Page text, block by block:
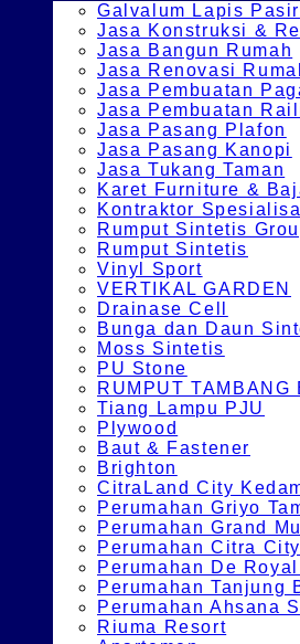
Galvalum Lapis Pasir
Jasa Konstruksi &
Jasa Bangun Rumah
Jasa Renovasi
Jasa Pembuatan
Jasa Pembuatan
Jasa Pasang Plafon
Jasa Pasang Kanopi
Jasa Tukang Taman
Karet Furniture &
Kontraktor
Rumput Sintetis
Rumput Sintetis
Vinyl Sport
VERTIKAL GARDEN
Drainase Cell
Bunga dan Daun
Moss Sintetis
PU Stone
RUMPUT TAMBANG
Tiang Lampu PJU
Plywood
Baut & Fastener
Brighton
CitraLand City
Perumahan Griyo
Perumahan Grand
Perumahan Citra
Perumahan De
Perumahan Tanjung
Perumahan Ahsana
Riuma Resort